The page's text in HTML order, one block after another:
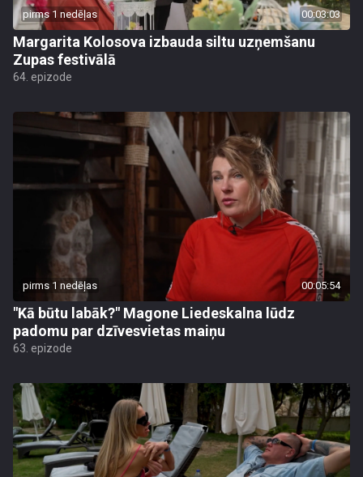
pirms 1 nedēļas 00:03:03
Margarita Kolosova izbauda siltu uzņemšanu
Zupas festivālā
64. epizode
pirms 1 nedēļas 00:05:54
"Kā būtu labāk?" Magone Liedeskalna lūdz
padomu par dzīvesvietas maiņu
63. epizode